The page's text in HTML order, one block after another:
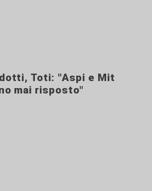
Toti: "Aspi e Mit
mai risposto"